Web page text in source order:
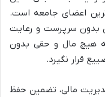
اعضای جامعه است.
بدون سرپرست و رعایت
هیچ مال و حقی بدون
قرار نگیرد.
مالی، تضمین حفظ